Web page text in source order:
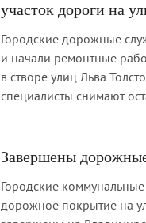
участок дороги на
Городские дорожные
и начали ремонтные
в створе улиц Льва
специалисты снимают
Завершены
Городские
дорожное покрытие на